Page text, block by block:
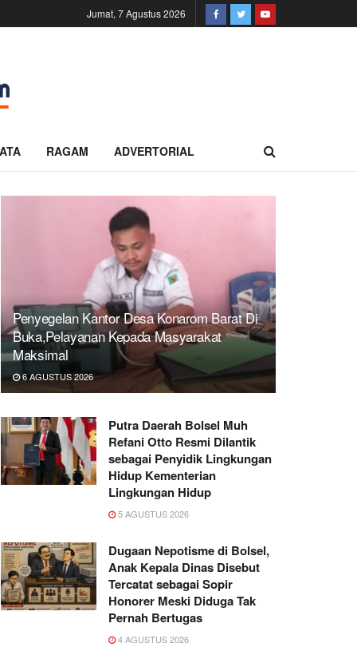
Jumat, 7 Agustus 2026
RAGAM ADVERTORIAL
Penyegelan Kantor Desa Konarom Barat Di
Buka,Pelayanan Kepada Masyarakat
Maksimal
6 AGUSTUS 2026
Putra Daerah Bolsel Muh
Refani Otto Resmi Dilantik
sebagai Penyidik Lingkungan
Hidup Kementerian
Lingkungan Hidup
5 AGUSTUS 2026
Dugaan Nepotisme di Bolsel,
Anak Kepala Dinas Disebut
Tercatat sebagai Sopir
Honorer Meski Diduga Tak
Pernah Bertugas
4 AGUSTUS 2026